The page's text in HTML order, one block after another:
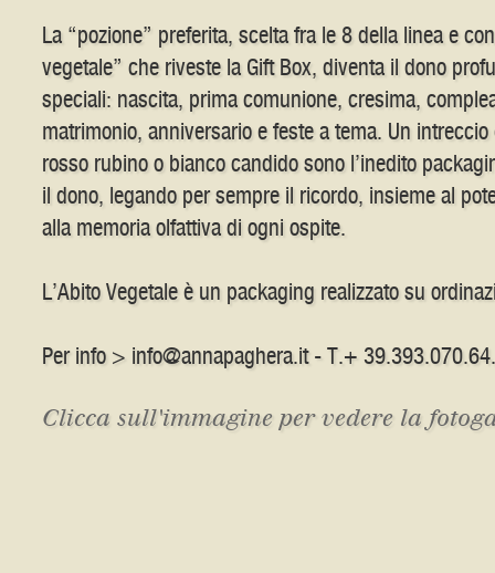
La “pozione” preferita, scelta fra le 8 della linea e
vegetale” che riveste la Gift Box, diventa il dono
speciali: nascita, prima comunione, cresima,
matrimonio, anniversario e feste a tema. Un
rosso rubino o bianco candido sono l’inedito
il dono, legando per sempre il ricordo, insieme al
alla memoria olfattiva di ogni ospite.
L’Abito Vegetale è un packaging realizzato su
Per info > info@annapaghera.it- T.+
Clicca sull'immagine per vedere la